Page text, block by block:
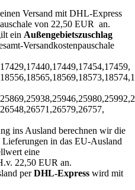
Versand mit DHL-Express
von 22,50 EUR an.
ein Außengebietszuschlag
Versandkostenpauschale
ins Ausland berechnen wir die
in das EU-Ausland
eine
22,50 EUR an.
perDHL-Express wird mit